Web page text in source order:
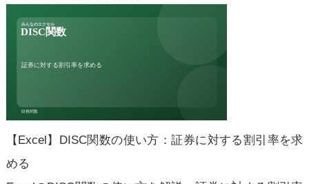
【Excel】DISC関数の使い方：証券に対する割引率を求
める